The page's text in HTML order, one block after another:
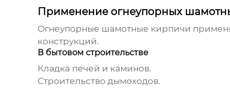
Применение огнеупорных
Огнеупорные шамотные кирпичи
конструкций.
В бытовом строительстве
Кладка печей и каминов.
Строительство дымоходов.